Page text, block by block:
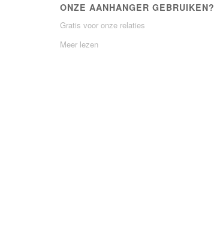
ONZE AANHANGER GEBRUIKEN?
Gratis voor onze relaties
Meer lezen